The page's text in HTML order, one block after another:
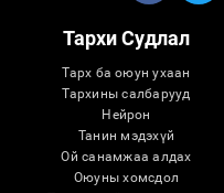
Тархи Судлал
Тарх ба оюун ухаан
Тархины салбарууд
Нейрон
Танин мэдэхүй
Ой санамжаа алдах
Оюуны хомсдол